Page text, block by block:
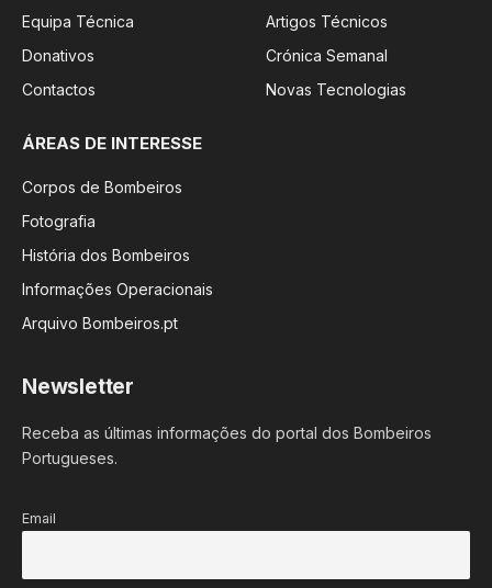
Equipa Técnica
Donativos
Contactos
Artigos Técnicos
Crónica Semanal
Novas Tecnologias
ÁREAS DE INTERESSE
Corpos de Bombeiros
Fotografia
História dos Bombeiros
Informações Operacionais
Arquivo Bombeiros.pt
Newsletter
Receba as últimas informações do portal dos Bombeiros
Portugueses.
Email